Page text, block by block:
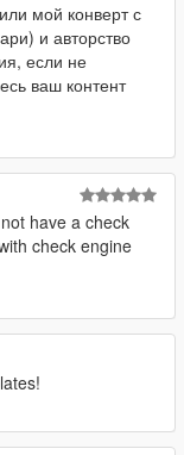
мой конверт с
и авторство
если не
ваш контент
have a check
check engine